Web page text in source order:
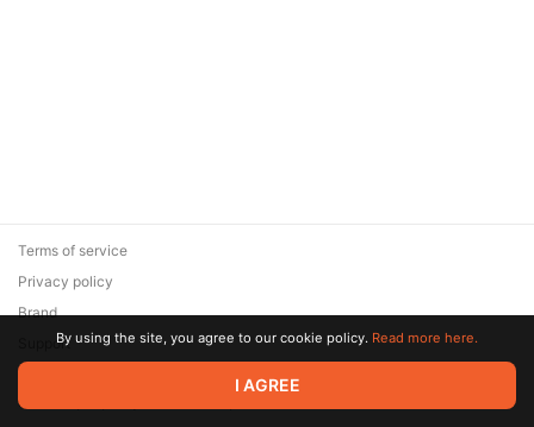
© 2026 Zaya Solutions Limited. All rights reserved. All trademarks
are the property of their respective owners.
Terms of service
Privacy policy
Brand
SupportBy using the site, you agree to our cookie policy. Read more here.
I AGREE